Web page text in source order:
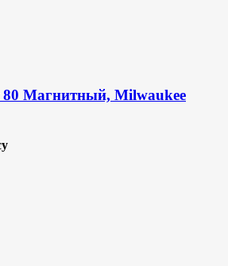
80 Магнитный, Milwaukee